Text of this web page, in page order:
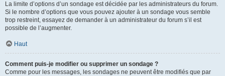
La limite d’options d’un sondage est décidée par les administrateurs du forum.
Si le nombre d’options que vous pouvez ajouter à un sondage vous semble
trop restreint, essayez de demander à un administrateur du forum s’il est
possible de l’augmenter.
Haut
Comment puis-je modifier ou supprimer un sondage ?
Comme pour les messages, les sondages ne peuvent être modifiés que par